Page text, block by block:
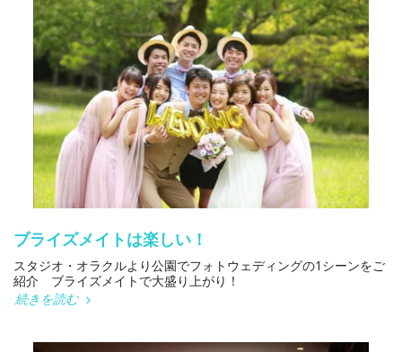
ブライズメイトは楽しい！
スタジオ・オラクルより公園でフォトウェディングの1シーンをご
紹介 ブライズメイトで大盛り上がり！
続きを読む